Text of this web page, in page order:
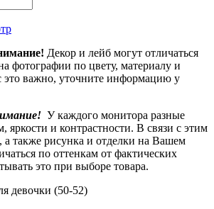
Декор и лейб могут отличаться
фотографии по цвету, материалу и
это важно, уточните информацию у
У каждого монитора разные
яркости и контрастности. В связи с этим
а также рисунка и отделки на Вашем
по оттенкам от фактических
это при выборе товара.
девочки (50-52)